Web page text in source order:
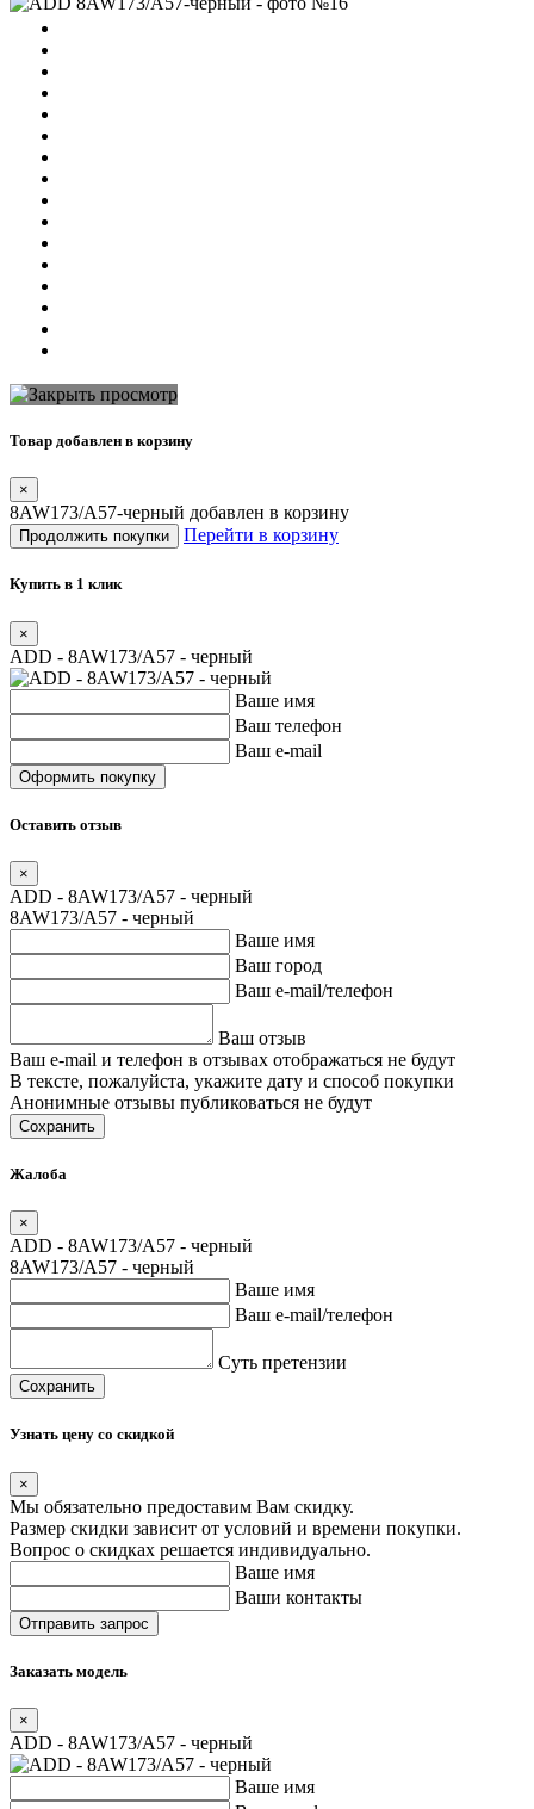
Товар добавлен в корзину
×
8AW173/A57-черный добавлен в корзину
Продолжить покупки Перейти в корзину
Купить в 1 клик
×
ADD - 8AW173/A57 - черный
Ваше имя
Ваш телефон
Ваш e-mail
Оставить отзыв
×
ADD - 8AW173/A57 - черный
8AW173/A57 - черный
Ваше имя
Ваш город
Ваш e-mail/телефон
Ваш отзыв
Ваш e-mail и телефон в отзывах отображаться не будут
В тексте, пожалуйста, укажите дату и способ покупки
Анонимные отзывы публиковаться не будут
Сохранить
Жалоба
×
ADD - 8AW173/A57 - черный
8AW173/A57 - черный
Ваше имя
Ваш e-mail/телефон
Суть претензии
Сохранить
Узнать цену со скидкой
×
Мы обязательно предоставим Вам скидку.
Размер скидки зависит от условий и времени покупки.
Вопрос о скидках решается индивидуально.
Ваше имя
Ваши контакты
Заказать модель
×
ADD - 8AW173/A57 - черный
Ваше имя